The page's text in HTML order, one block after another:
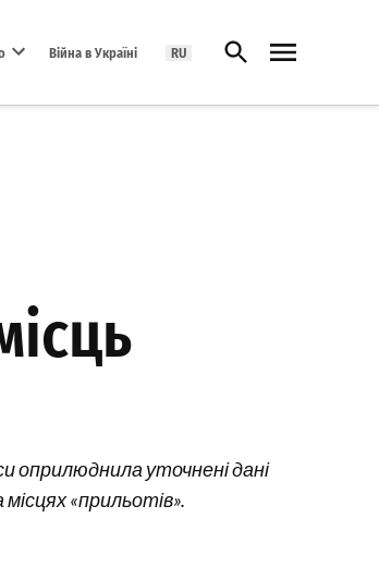
Війна в Україні RU Відкрити пошук
оприлюднила уточнені дані
«прильотів».